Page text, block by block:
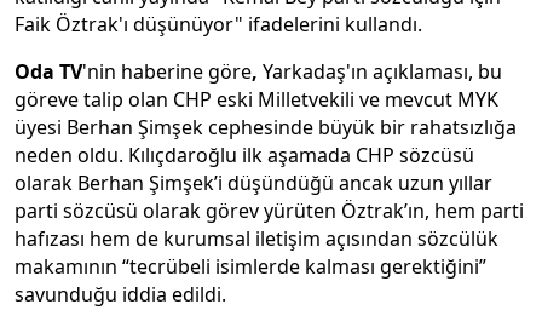
Faik Öztrak'ı düşünüyor" ifadelerini kullandı.
Oda TV'nin haberine göre, Yarkadaş'ın açıklaması, bu
göreve talip olan CHP eski Milletvekili ve mevcut MYK
üyesi Berhan Şimşek cephesinde büyük bir rahatsızlığa
neden oldu. Kılıçdaroğlu ilk aşamada CHP sözcüsü
olarak Berhan Şimşek’i düşündüğü ancak uzun yıllar
parti sözcüsü olarak görev yürüten Öztrak’ın, hem parti
hafızası hem de kurumsal iletişim açısından sözcülük
makamının “tecrübeli isimlerde kalması gerektiğini”
savunduğu iddia edildi.